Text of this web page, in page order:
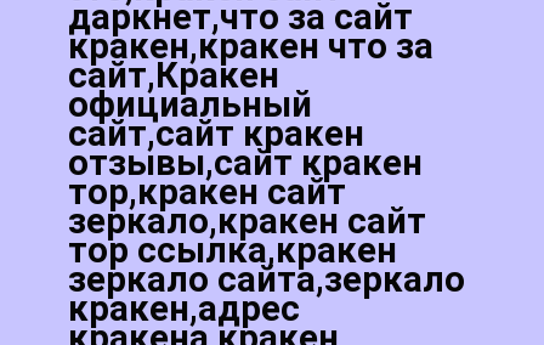
даркнет,что за сайт
кракен,кракен что за
сайт,Кракен
официальный
сайт,сайт кракен
отзывы,сайт кракен
тор,кракен сайт
зеркало,кракен сайт
тор ссылка,кракен
зеркало сайта,зеркало
кракен,адрес